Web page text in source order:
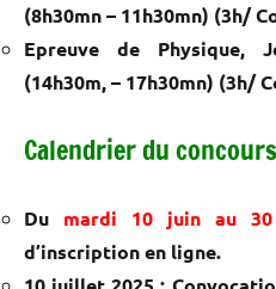
(8h30mn – 11h30mn) (3h/
Epreuve de Physique,
(14h30m, – 17h30mn) (3h/
Calendrier du concours
Du mardi 10 juin au
d’inscription en ligne.